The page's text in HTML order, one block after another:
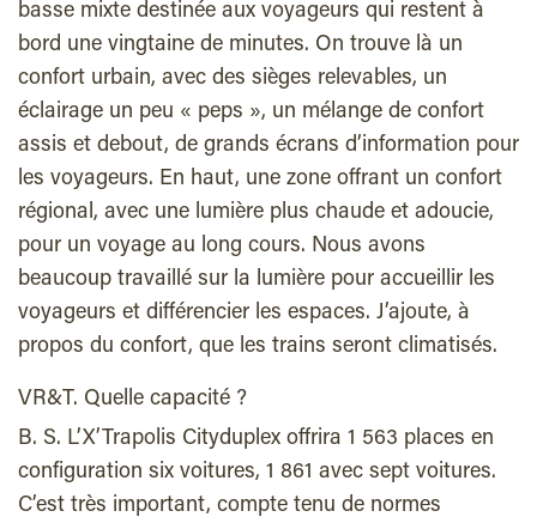
basse mixte destinée aux voyageurs qui restent à
bord une vingtaine de minutes. On trouve là un
confort urbain, avec des sièges relevables, un
éclairage un peu « peps », un mélange de confort
assis et debout, de grands écrans d’information pour
les voyageurs. En haut, une zone offrant un confort
régional, avec une lumière plus chaude et adoucie,
pour un voyage au long cours. Nous avons
beaucoup travaillé sur la lumière pour accueillir les
voyageurs et différencier les espaces. J’ajoute, à
propos du confort, que les trains seront climatisés.
VR&T. Quelle capacité ?
B. S. L’X’Trapolis Cityduplex offrira 1 563 places en
configuration six voitures, 1 861 avec sept voitures.
C’est très important, compte tenu de normes